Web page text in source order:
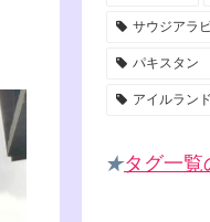
サウジアラ
パキスタン
アイルランド
★タグ一覧